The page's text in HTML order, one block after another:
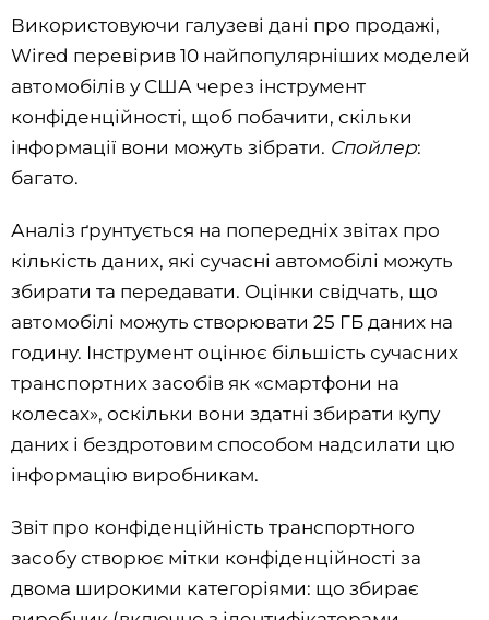
Використовуючи галузеві дані про продажі,
Wired перевірив 10 найпопулярніших моделей
автомобілів у США через інструмент
конфіденційності, щоб побачити, скільки
інформації вони можуть зібрати. Спойлер:
багато.
Аналіз ґрунтується на попередніх звітах про
кількість даних, які сучасні автомобілі можуть
збирати та передавати. Оцінки свідчать, що
автомобілі можуть створювати 25 ГБ даних на
годину. Інструмент оцінює більшість сучасних
транспортних засобів як «смартфони на
колесах», оскільки вони здатні збирати купу
даних і бездротовим способом надсилати цю
інформацію виробникам.
Звіт про конфіденційність транспортного
засобу створює мітки конфіденційності за
двома широкими категоріями: що збирає